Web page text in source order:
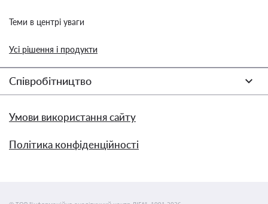
Теми в центрі уваги
Усі рішення і продукти
Співробітництво
Умови використання сайту
Політика конфіденційності